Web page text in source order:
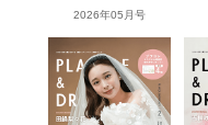
2026年05月号